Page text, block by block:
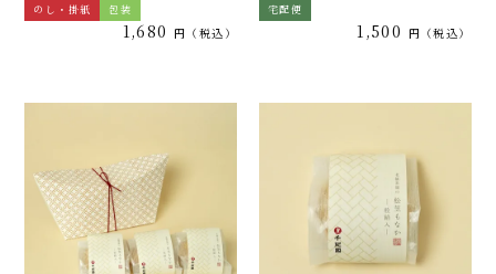
のし・掛紙 包装
1,680 税込
宅配便
1,500 税込